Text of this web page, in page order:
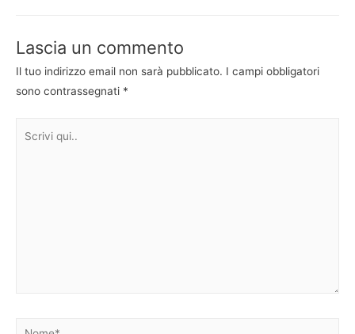
Lascia un commento
Il tuo indirizzo email non sarà pubblicato. I campi obbligatori
sono contrassegnati *
Nome*